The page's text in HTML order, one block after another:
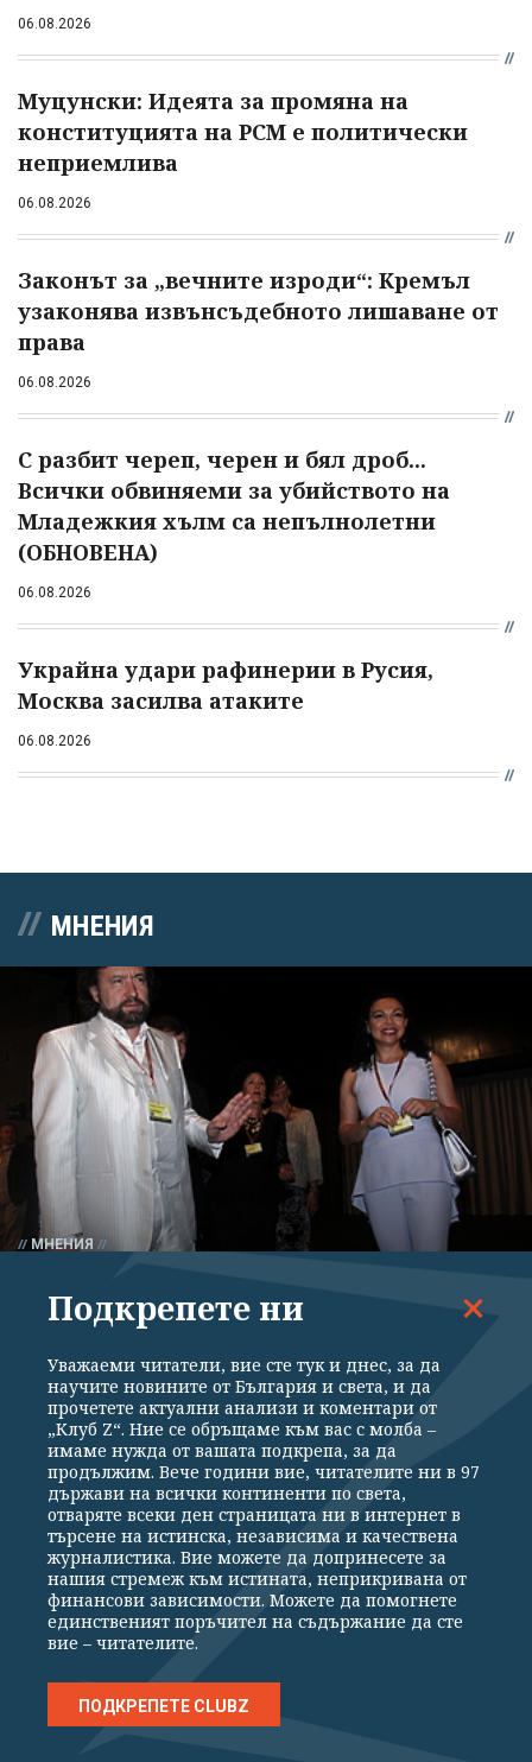
06.08.2026
Муцунски: Идеята за промяна на
конституцията на РСМ е политически
неприемлива
06.08.2026
Законът за „вечните изроди“: Кремъл
узаконява извънсъдебното лишаване от
права
06.08.2026
С разбит череп, черен и бял дроб...
Всички обвиняеми за убийството на
Младежкия хълм са непълнолетни
(ОБНОВЕНА)
06.08.2026
Украйна удари рафинерии в Русия,
Москва засилва атаките
06.08.2026
МНЕНИЯ
МНЕНИЯ
Не знам ядките, поръчани от парламента, за
кого са, но предполагам са за семейство
"Обикновен антисемитизъм" - скандалът в
Подкрепете ни
Уважаеми читатели, вие сте тук и днес, за да
научите новините от България и света, и да
прочетете актуални анализи и коментари от
„Клуб Z“. Ние се обръщаме към вас с молба –
имаме нужда от вашата подкрепа, за да
продължим. Вече години вие, читателите ни в 97
държави на всички континенти по света,
отваряте всеки ден страницата ни в интернет в
търсене на истинска, независима и качествена
журналистика. Вие можете да допринесете за
нашия стремеж към истината, неприкривана от
финансови зависимости. Можете да помогнете
единственият поръчител на съдържание да сте
вие – читателите.
ПОДКРЕПЕТЕ CLUBZ